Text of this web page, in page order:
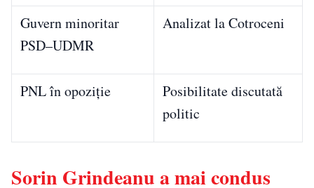
Guvern minoritar
PSD–UDMR
Analizat la Cotroceni
PNL în opoziție
Posibilitate discutată
politic
Sorin Grindeanu a mai condus